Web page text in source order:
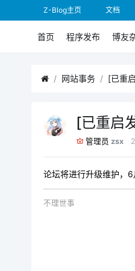
Z-Blog主页 文档
首页 程序发布 博友
网站事务 [已重
[已重启
管理员 zsx
论坛将进行升级维护，
不理世事